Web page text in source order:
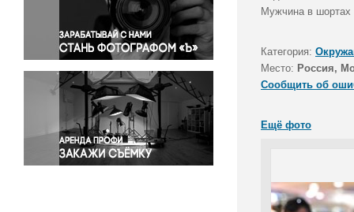
Правосудие
Происшествия и конфликты
Религия
Светская жизнь
Спорт
Экология
Экономика и бизнес
Мужчина в шортах
Категория:
Место: Россия,
Сообщить об
Ещё фото